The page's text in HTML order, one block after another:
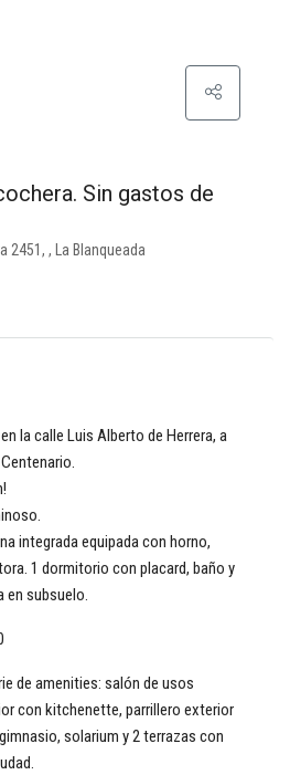
Sin gastos de
2451, , La Blanqueada
la calle Luis Alberto de Herrera, a
integrada equipada con horno,
1 dormitorio con placard, baño y
en subsuelo.
de amenities: salón de usos
con kitchenette, parrillero exterior
solarium y 2 terrazas con